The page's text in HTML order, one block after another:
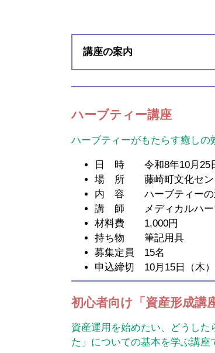
講座の案内
ハーブティー講座
ハーブティーがもたらす癒しの
日 時 令和8年10月25
場 所 藤崎町文化セン
内 容 ハーブティーの選
講 師 メディカルハー
材料費 1,000円
持ち物 筆記用具
募集定員 15名
申込締切 10月15日（木
初心者向け「資産形成講
資産運用を始めたい、どうし
た」についての基本を学ぶ講座